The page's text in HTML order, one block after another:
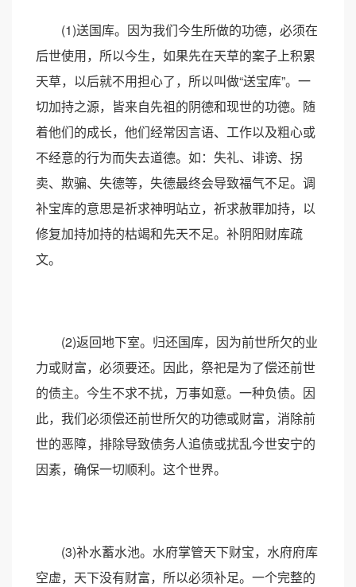
(1)送国库。因为我们今生所做的功德，必须在
后世使用，所以今生，如果先在天草的案子上积累
天草，以后就不用担心了，所以叫做“送宝库”。一
切加持之源，皆来自先祖的阴德和现世的功德。随
着他们的成长，他们经常因言语、工作以及粗心或
不经意的行为而失去道德。如：失礼、诽谤、拐
卖、欺骗、失德等，失德最终会导致福气不足。调
补宝库的意思是祈求神明站立，祈求赦罪加持，以
修复加持加持的枯竭和先天不足。补阴阳财库疏
文。
(2)返回地下室。归还国库，因为前世所欠的业
力或财富，必须要还。因此，祭祀是为了偿还前世
的债主。今生不求不扰，万事如意。一种负债。因
此，我们必须偿还前世所欠的功德或财富，消除前
世的恶障，排除导致债务人追债或扰乱今世安宁的
因素，确保一切顺利。这个世界。
(3)补水蓄水池。水府掌管天下财宝，水府府库
空虚，天下没有财富，所以必须补足。一个完整的